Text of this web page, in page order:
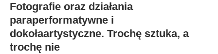
Fotografie oraz działania
paraperformatywne i
dokołaartystyczne. Trochę sztuka, a
trochę nie